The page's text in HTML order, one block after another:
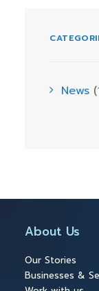
News
About Us
Our Stories
Businesses &